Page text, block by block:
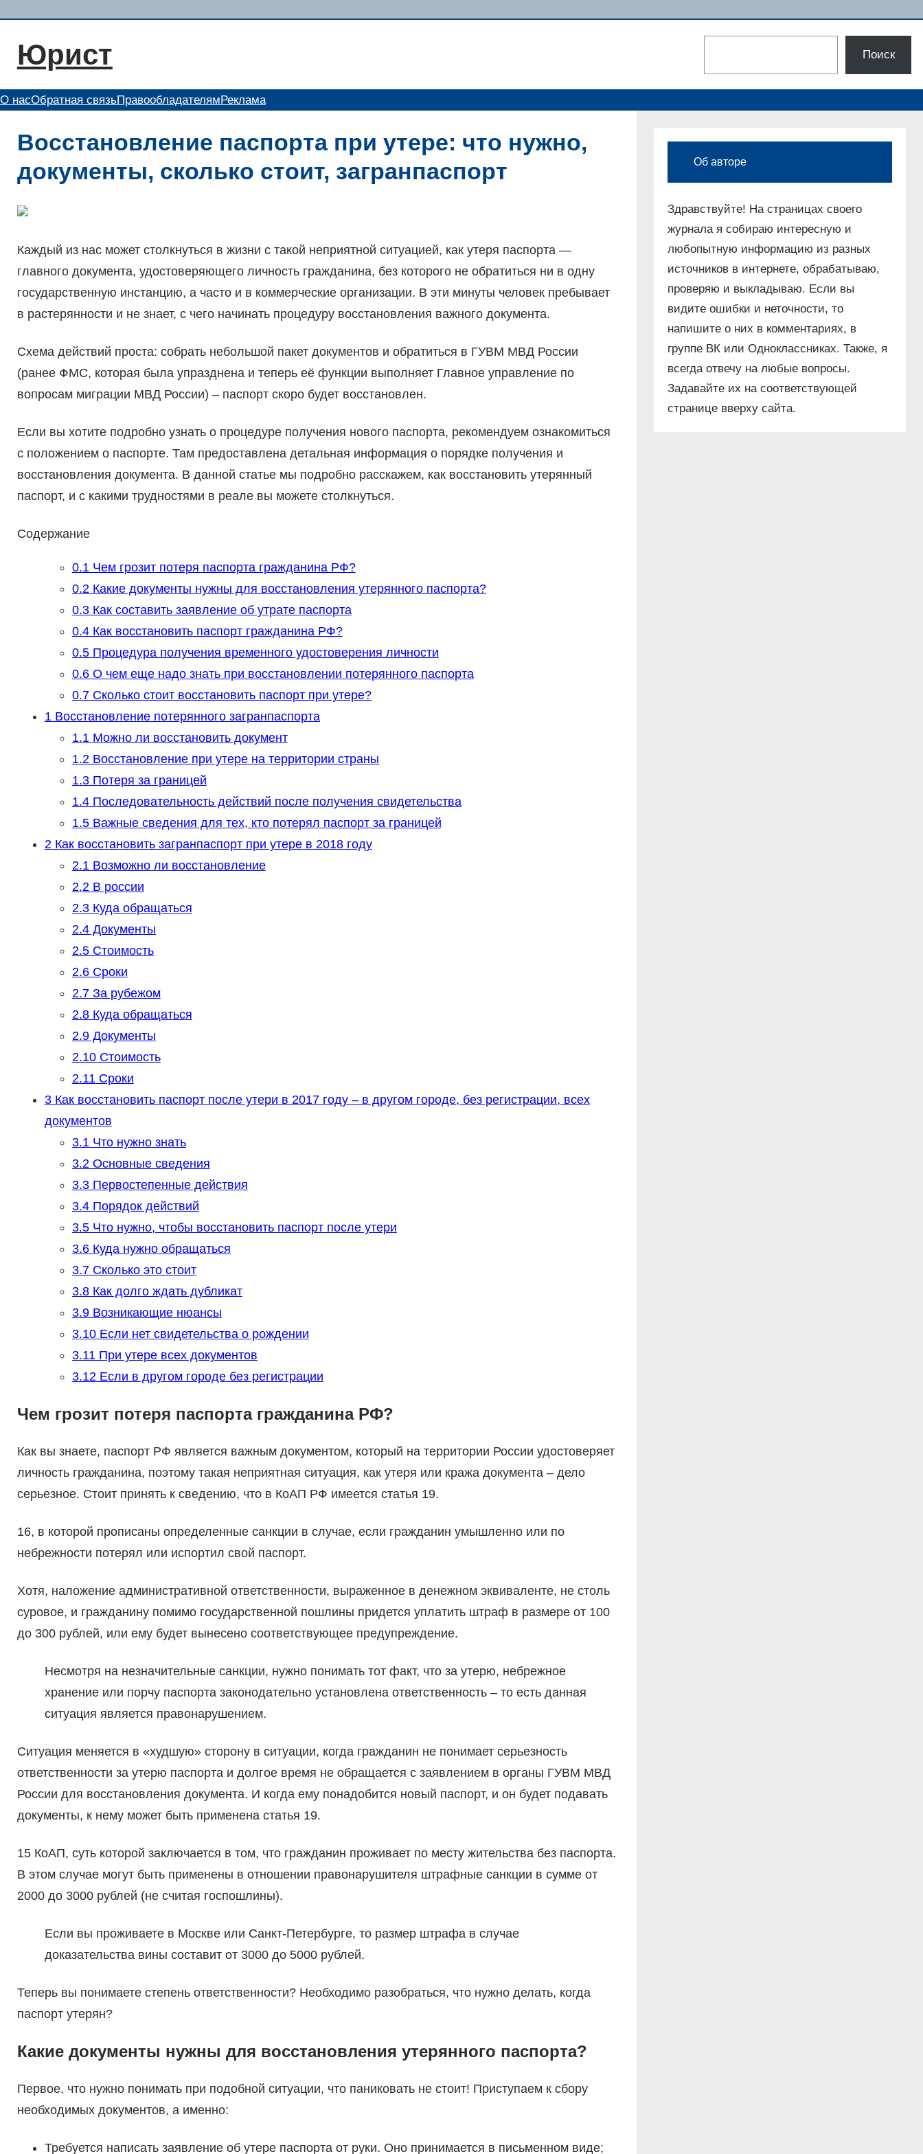
содержимому
Юрист Поиск
О насОбратная связьПравообладателям Реклама
Восстановление паспорта при утере: что нужно,
документы, сколько стоит, загранпаспорт
Каждый из нас может столкнуться в жизни с такой неприятной ситуацией, как утеря паспорта —
главного документа, удостоверяющего личность гражданина, без которого не обратиться ни в одну
государственную инстанцию, а часто и в коммерческие организации. В эти минуты человек пребывает
в растерянности и не знает, с чего начинать процедуру восстановления важного документа.
Схема действий проста: собрать небольшой пакет документов и обратиться в ГУВМ МВД России
(ранее ФМС, которая была упразднена и теперь её функции выполняет Главное управление по
вопросам миграции МВД России) – паспорт скоро будет восстановлен.
Если вы хотите подробно узнать о процедуре получения нового паспорта, рекомендуем ознакомиться
с положением о паспорте. Там предоставлена детальная информация о порядке получения и
восстановления документа. В данной статье мы подробно расскажем, как восстановить утерянный
паспорт, и с какими трудностями в реале вы можете столкнуться.
Содержание
0.1Чем грозит потеря паспорта гражданина РФ?
0.2Какие документы нужны для восстановления утерянного паспорта?
0.3Как составить заявление об утрате паспорта
0.4Как восстановить паспорт гражданина РФ?
0.5Процедура получения временного удостоверения личности
0.6О чем еще надо знать при восстановлении потерянного паспорта
0.7Сколько стоит восстановить паспорт при утере?
1Восстановление потерянного загранпаспорта
1.1Можно ли восстановить документ
1.2Восстановление при утере на территории страны
1.3Потеря за границей
1.4Последовательность действий после получения свидетельства
1.5Важные сведения для тех, кто потерял паспорт за границей
2Как восстановить загранпаспорт при утере в 2018 году
2.1Возможно ли восстановление
2.2В россии
2.3Куда обращаться
2.4Документы
2.5Стоимость
2.6Сроки
2.7За рубежом
2.8Куда обращаться
2.9Документы
2.10Стоимость
2.11Сроки
3Как восстановить паспорт после утери в 2017 году – в другом городе, без регистрации, всех
документов
3.1Что нужно знать
3.2Основные сведения
3.3Первостепенные действия
3.4Порядок действий
3.5Что нужно, чтобы восстановить паспорт после утери
3.6Куда нужно обращаться
3.7Сколько это стоит
3.8Как долго ждать дубликат
3.9Возникающие нюансы
3.10Если нет свидетельства о рождении
3.11При утере всех документов
3.12Если в другом городе без регистрации
Чем грозит потеря паспорта гражданина РФ?
Как вы знаете, паспорт РФ является важным документом, который на территории России удостоверяет
личность гражданина, поэтому такая неприятная ситуация, как утеря или кража документа – дело
серьезное. Стоит принять к сведению, что в КоАП РФ имеется статья 19.
16, в которой прописаны определенные санкции в случае, если гражданин умышленно или по
небрежности потерял или испортил свой паспорт.
Хотя, наложение административной ответственности, выраженное в денежном эквиваленте, не столь
суровое, и гражданину помимо государственной пошлины придется уплатить штраф в размере от 100
до 300 рублей, или ему будет вынесено соответствующее предупреждение.
Несмотря на незначительные санкции, нужно понимать тот факт, что за утерю, небрежное
хранение или порчу паспорта законодательно установлена ответственность – то есть данная
ситуация является правонарушением.
Ситуация меняется в «худшую» сторону в ситуации, когда гражданин не понимает серьезность
ответственности за утерю паспорта и долгое время не обращается с заявлением в органы ГУВМ МВД
России для восстановления документа. И когда ему понадобится новый паспорт, и он будет подавать
документы, к нему может быть применена статья 19.
15 КоАП, суть которой заключается в том, что гражданин проживает по месту жительства без паспорта.
В этом случае могут быть применены в отношении правонарушителя штрафные санкции в сумме от
2000 до 3000 рублей (не считая госпошлины).
Если вы проживаете в Москве или Санкт-Петербурге, то размер штрафа в случае
доказательства вины составит от 3000 до 5000 рублей.
Теперь вы понимаете степень ответственности? Необходимо разобраться, что нужно делать, когда
паспорт утерян?
Какие документы нужны для восстановления утерянного паспорта?
Первое, что нужно понимать при подобной ситуации, что паниковать не стоит! Приступаем к сбору
необходимых документов, а именно:
Требуется написать заявление об утере паспорта от руки. Оно принимается в письменном виде;
Об авторе
Здравствуйте! На страницах своего
журнала я собираю интересную и
любопытную информацию из разных
источников в интернете, обрабатываю,
проверяю и выкладываю. Если вы
видите ошибки и неточности, то
напишите о них в комментариях, в
группе ВК или Одноклассниках. Также, я
всегда отвечу на любые вопросы.
Задавайте их на соответствующей
странице вверху сайта.